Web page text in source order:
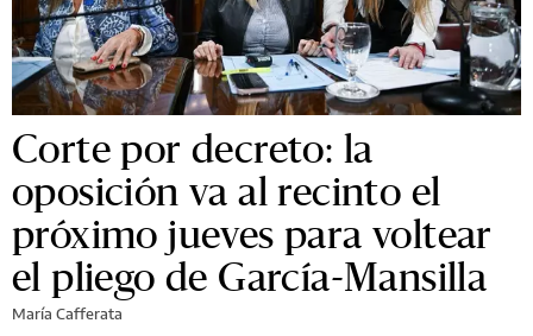
Corte por decreto: la
oposición va al recinto el
próximo jueves para voltear
el pliego de García-Mansilla
María Cafferata